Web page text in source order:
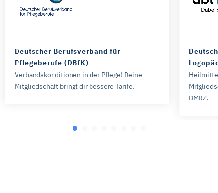
Deutscher Berufsverband für
Pflegeberufe (DBfK)
Verbandskonditionen in der Pflege! Deine
Mitgliedschaft bringt dir bessere Tarife.
DMRZ.